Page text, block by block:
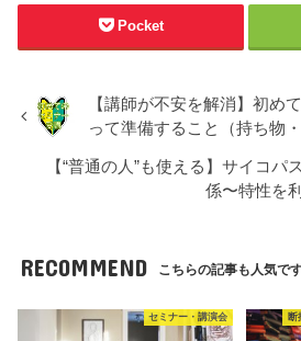
Pocket
【講師が不安を解消】初め
って準備すること（持ち物
【“普通の人”も使える】サイコパ
係〜特性を
RECOMMEND こちらの記事も人気です
セミナー・講演会 断